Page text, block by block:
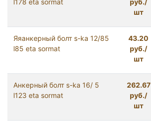
l178 eta sormat
руб./
шт
Яяанкерный болт s-ka 12/85
l85 eta sormat
43.20
руб./
шт
Анкерный болт s-ka 16/ 5
l123 eta sormat
262.67
руб./
шт